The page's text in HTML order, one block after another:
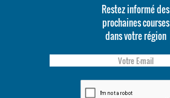
Restez informé des
prochaines courses
dans votre région